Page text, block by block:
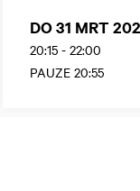
DO 31 MRT
20:15 - 22:00
PAUZE 20:55